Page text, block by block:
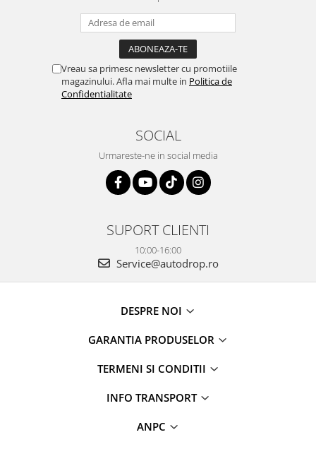
Rame adaptoare Honda
Rame Adaptoare Porsche
Rame adaptoare Peugeot
Rame adaptoare Mazda
Rame adaptoare Alfa Romeo
Rame adaptoare Hyundai
Rame adaptoare Chevrolet
Vreau sa primesc newsletter cu promotiile
magazinului. Afla mai multe in Politica de
Confidentialitate
SOCIAL
Urmareste-ne in social media
SUPORT CLIENTI
10:00-16:00
Service@autodrop.ro
DESPRE NOI
GARANTIA PRODUSELOR
TERMENI SI CONDITII
INFO TRANSPORT
ANPC